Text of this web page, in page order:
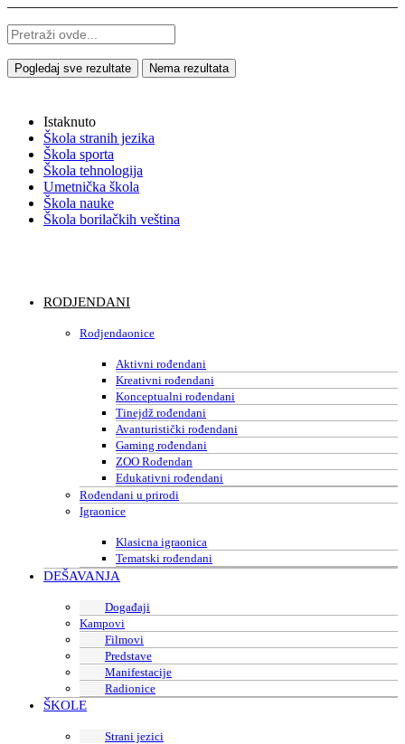
Pogledaj sve rezultate Nema rezultata
Istaknuto
Škola stranih jezika
Škola sporta
Škola tehnologija
Umetnička škola
Škola nauke
Škola borilačkih veština
RODJENDANI
Rodjendaonice
Aktivni rođendani
Kreativni rođendani
Konceptualni rođendani
Tinejdž rođendani
Avanturistički rođendani
Gaming rođendani
ZOO Rođendan
Edukativni rođendani
Rođendani u prirodi
Igraonice
Klasicna igraonica
Tematski rođendani
DEŠAVANJA
Događaji
Kampovi
Filmovi
Predstave
Manifestacije
Radionice
ŠKOLE
Strani jezici